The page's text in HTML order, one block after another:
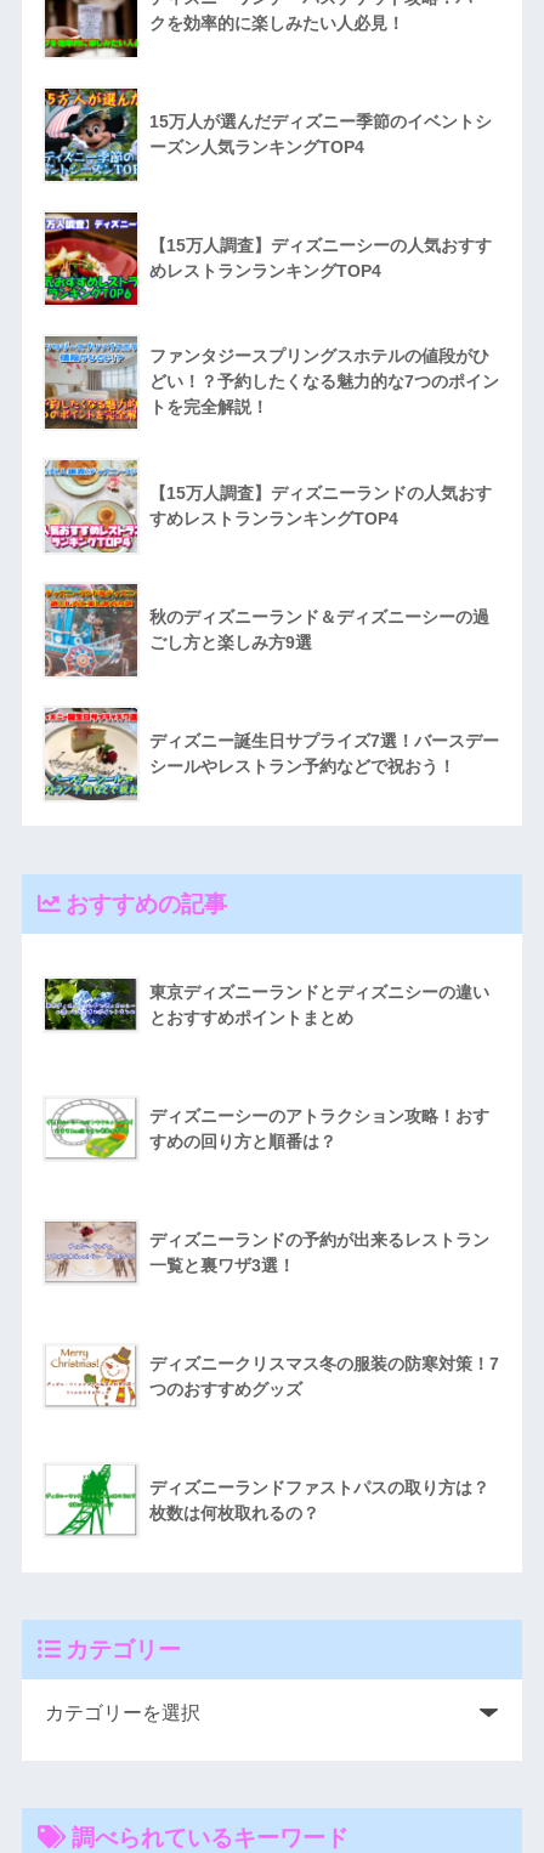
クを効率的に楽しみたい人必見！
15万人が選んだディズニー季節のイベントシ
ーズン人気ランキングTOP4
【15万人調査】ディズニーシーの人気おすす
めレストランランキングTOP4
ファンタジースプリングスホテルの値段がひ
どい！？予約したくなる魅力的な7つのポイン
トを完全解説！
【15万人調査】ディズニーランドの人気おす
すめレストランランキングTOP4
秋のディズニーランド＆ディズニーシーの過
ごし方と楽しみ方9選
ディズニー誕生日サプライズ7選！バースデー
シールやレストラン予約などで祝おう！
おすすめの記事
東京ディズニーランドとディズニシーの違い
とおすすめポイントまとめ
ディズニーシーのアトラクション攻略！おす
すめの回り方と順番は？
ディズニーランドの予約が出来るレストラン
一覧と裏ワザ3選！
ディズニークリスマス冬の服装の防寒対策！7
つのおすすめグッズ
ディズニーランドファストパスの取り方は？
枚数は何枚取れるの？
カテゴリー
調べられているキーワード